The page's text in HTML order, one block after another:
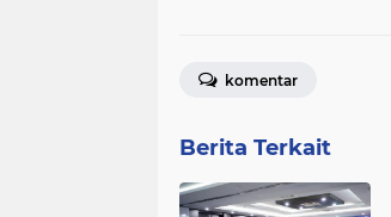
komentar
Berita Terkait